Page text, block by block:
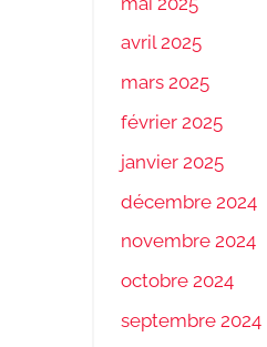
avril 2025
mars 2025
février 2025
janvier 2025
décembre 2024
novembre 2024
octobre 2024
septembre 2024